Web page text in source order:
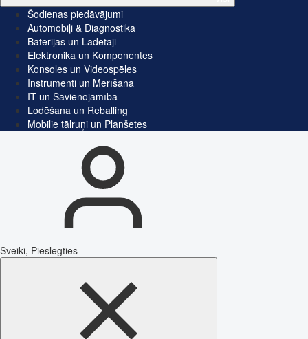
Šodienas piedāvājumi
Automobiļi & Diagnostika
Baterijas un Lādētāji
Elektronika un Komponentes
Konsoles un Videospēles
Instrumenti un Mērīšana
IT un Savienojamība
Lodēšana un Reballing
Mobilie tālruņi un Planšetes
Sveiki, Pieslēgties